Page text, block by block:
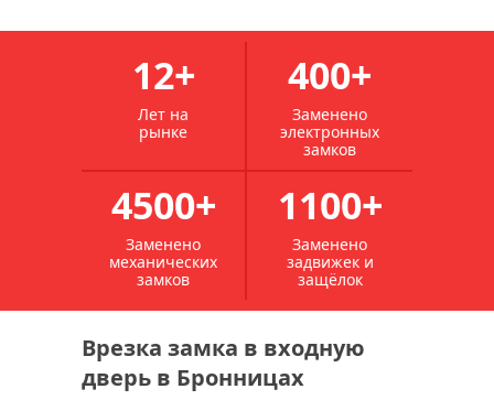
12+
Лет на
рынке
400+
Заменено
электронных
замков
4500+
Заменено
механических
замков
1100+
Заменено
задвижек и
защёлок
Врезка замка в входную
дверь в Бронницах